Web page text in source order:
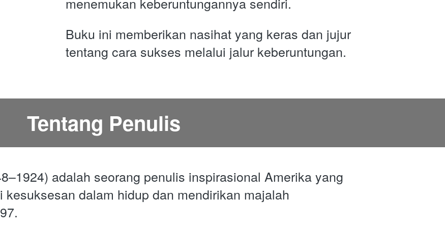
Buku ini memberikan nasihat yang keras dan jujur
tentang cara sukses melalui jalur keberuntungan.
Tentang Penulis
adalah seorang penulis inspirasional Amerika yang
dalam hidup dan mendirikan majalah